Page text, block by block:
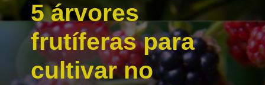
5 árvores
frutíferas para
cultivar no